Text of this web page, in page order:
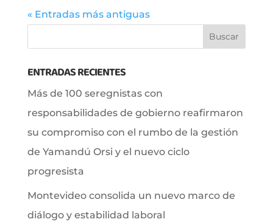
« Entradas más antiguas
ENTRADAS RECIENTES
Más de 100 seregnistas con
responsabilidades de gobierno reafirmaron
su compromiso con el rumbo de la gestión
de Yamandú Orsi y el nuevo ciclo
progresista
Montevideo consolida un nuevo marco de
diálogo y estabilidad laboral